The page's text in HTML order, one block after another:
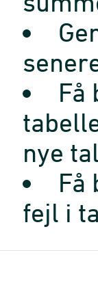
Få
nye tal
Få
fejl i